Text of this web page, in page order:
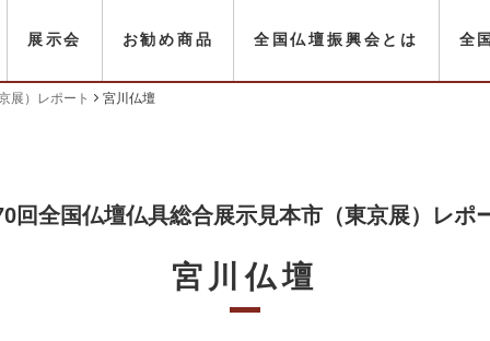
展示会 お勧め商品 全国仏壇振興会とは 全
展）レポート 宮川仏壇
回全国仏壇仏具総合展示見本市（東京展）レポ
宮川仏壇